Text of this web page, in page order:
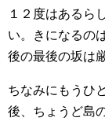
１２度はあるら
い。きになるの
後の最後の坂は
ちなみにもうひ
後、ちょうど島